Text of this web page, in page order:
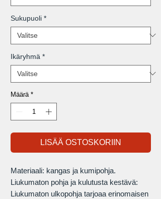
Sukupuoli *
Ikäryhmä *
Määrä *
LISÄÄ OSTOSKORIIN
Materiaali: kangas ja kumipohja.
Liukumaton pohja ja kulutusta kestävä:
Liukumaton ulkopohja tarjoaa erinomaisen